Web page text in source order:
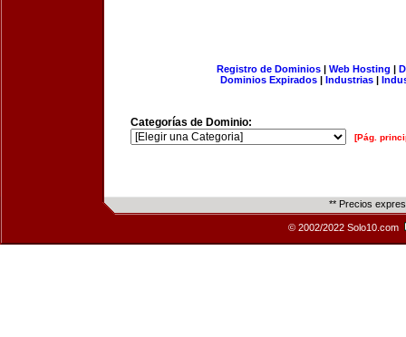
Registro de Dominios| Web Hosting |
Dominios Expirados | Industrias |
Categorías de Dominio:
[Pág.
** Precios
© 2002/2022 Solo10.com